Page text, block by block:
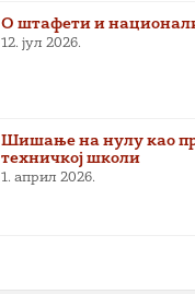
О штафети и
12. јул 2026.
Шишање на нулу као
техничкој школи
1. април 2026.